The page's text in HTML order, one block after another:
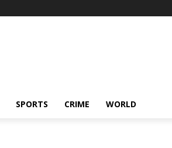
SPORTS CRIME WORLD